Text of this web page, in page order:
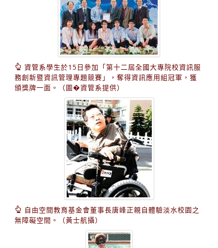
資管系學生於15日參加「第十二屆全國大專院校資訊服
務創新暨資訊管理專題競賽」，奪得資訊應用組冠軍，獲
頒獎牌一面。（圖�資管系提供）
自由空間教育基金會董事長唐峰正親自體驗淡水校園之
無障礙空間。（黃士航攝）